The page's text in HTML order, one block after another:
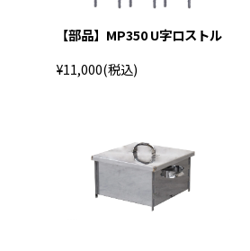
【部品】MP350 U字ロストル
¥11,000(税込)